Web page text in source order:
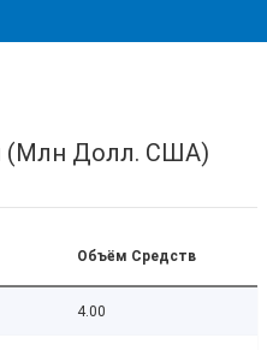
(Млн Долл. США)
Объём Средств
4.00